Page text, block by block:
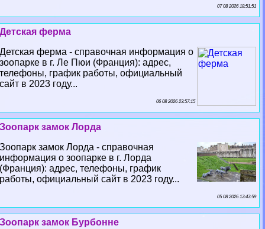
07 08 2026 18:51:51
Детская ферма
Детская ферма - справочная информация о
зоопарке в г. Ле Пюи (Франция): адрес,
телефоны, график работы, официальный
сайт в 2023 году...
06 08 2026 23:57:15
Зоопарк замок Лорда
Зоопарк замок Лорда - справочная
информация о зоопарке в г. Лорда
(Франция): адрес, телефоны, график
работы, официальный сайт в 2023 году...
05 08 2026 13:43:59
Зоопарк замок Бурбонне